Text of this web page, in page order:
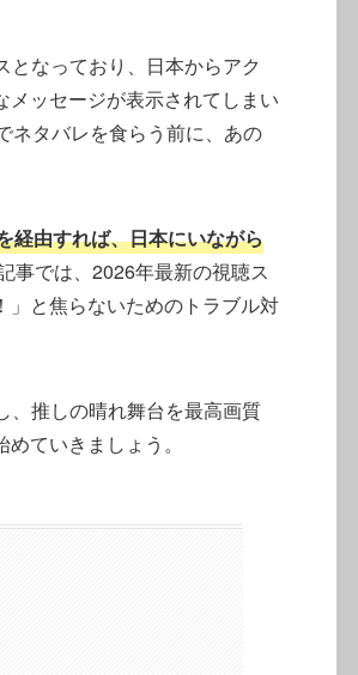
なっており、日本からアク
ッセージが表示されてしまい
ネタバレを食らう前に、あの
経由すれば、日本にいながら
事では、2026年最新の視聴ス
と焦らないためのトラブル対
、推しの晴れ舞台を最高画質
ていきましょう。